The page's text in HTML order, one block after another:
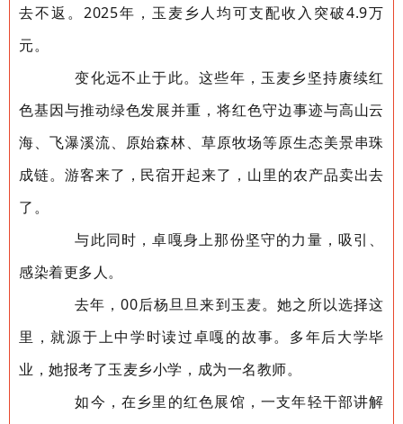
去不返。2025年，玉麦乡人均可支配收入突破4.9万
元。
变化远不止于此。这些年，玉麦乡坚持赓续红
色基因与推动绿色发展并重，将红色守边事迹与高山云
海、飞瀑溪流、原始森林、草原牧场等原生态美景串珠
成链。游客来了，民宿开起来了，山里的农产品卖出去
了。
与此同时，卓嘎身上那份坚守的力量，吸引、
感染着更多人。
去年，00后杨旦旦来到玉麦。她之所以选择这
里，就源于上中学时读过卓嘎的故事。多年后大学毕
业，她报考了玉麦乡小学，成为一名教师。
如今，在乡里的红色展馆，一支年轻干部讲解